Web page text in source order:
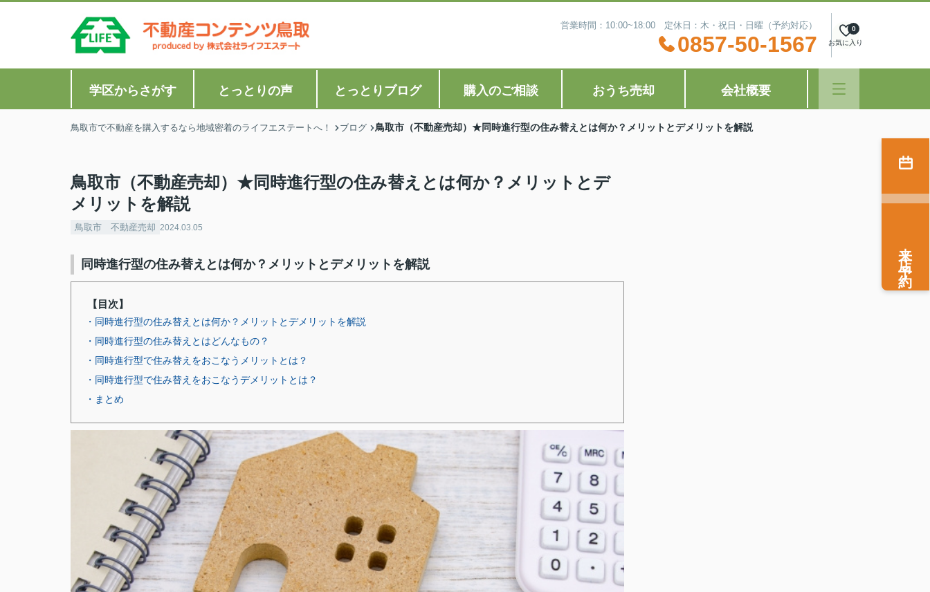
営業時間：10:00~18:00 定休日：木・祝日・日曜（予約対応）
0857-50-1567 お気に入り
0
学区からさがす とっとりの声 とっとりブログ 購入のご相談 おうち売却 会社概要
鳥取市で不動産を購入するなら地域密着のライフエステートへ！ ブログ 鳥取市（不動産売却）★同時進行型の住み替えとは何か？メリットとデメリットを解説
鳥取市（不動産売却）★同時進行型の住み替えとは何か？メリットとデ
メリットを解説
鳥取市 不動産売却 2024.03.05
同時進行型の住み替えとは何か？メリットとデメリットを解説
【目次】
・同時進行型の住み替えとは何か？メリットとデメリットを解説
・同時進行型の住み替えとはどんなもの？
・同時進行型で住み替えをおこなうメリットとは？
・同時進行型で住み替えをおこなうデメリットとは？
・まとめ
来店予約